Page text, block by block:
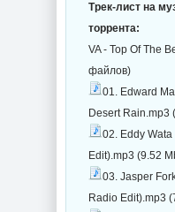
Трек-лист на
торрента:
VA - Top Of The
файлов)
01. Edward
Desert Rain.mp3
02. Eddy
Edit).mp3 (9.52
03. Jasper
Radio Edit).mp3